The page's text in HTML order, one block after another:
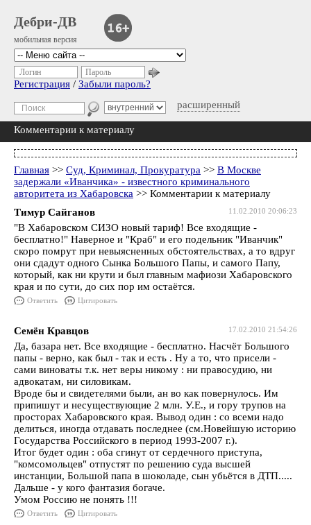
Дебри-ДВ
мобильная версия
расширенный
Логин Пароль
Регистрация / Забыли пароль?
Комментарии к материалу
Главная >> Суд, Криминал, Прокуратура >> В Москве
задержали «Иванчика» - известного криминального
авторитета из Хабаровска >> Комментарии к материалу
11.02.2010 20:06:23
Тимур Сайганов
"В Хабаровском СИЗО новый тариф! Все входящие -
бесплатно!" Наверное и "Краб" и его подельник "Иванчик"
скоро помрут при невыясненных обстоятельствах, а то вдруг
они сдадут одного Сынка Большого Папы, и самого Папу,
который, как ни крути и был главным мафиози Хабаровского
края и по сути, до сих пор им остаётся.
Ответить Цитировать
17.02.2010 21:54:26
Семён Кравцов
Да, базара нет. Все входящие - бесплатно. Насчёт Большого
папы - верно, как был - так и есть . Ну а то, что присели -
сами виноваты т.к. нет веры никому : ни правосудию, ни
адвокатам, ни силовикам.
Вроде бы и свидетелями были, ан во как повернулось. Им
припишут и несуществующие 2 млн. У.Е., и гору трупов на
просторах Хабаровского края. Вывод один : со всеми надо
делиться, иногда отдавать последнее (см.Новейшую историю
Государства Российского в период 1993-2007 г.).
Итог будет один : оба сгинут от сердечного приступа,
"комсомольцев" отпустят по решению суда высшей
инстанции, Большой папа в шоколаде, сын убьётся в ДТП.....
Дальше - у кого фантазия богаче.
Умом Россию не понять !!!
Ответить Цитировать